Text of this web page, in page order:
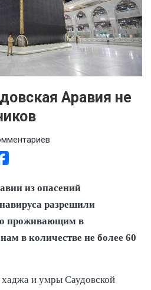
Аравия не
из опасений
разрешили
проживающим в
в количестве не более 60
и умры Саудовской